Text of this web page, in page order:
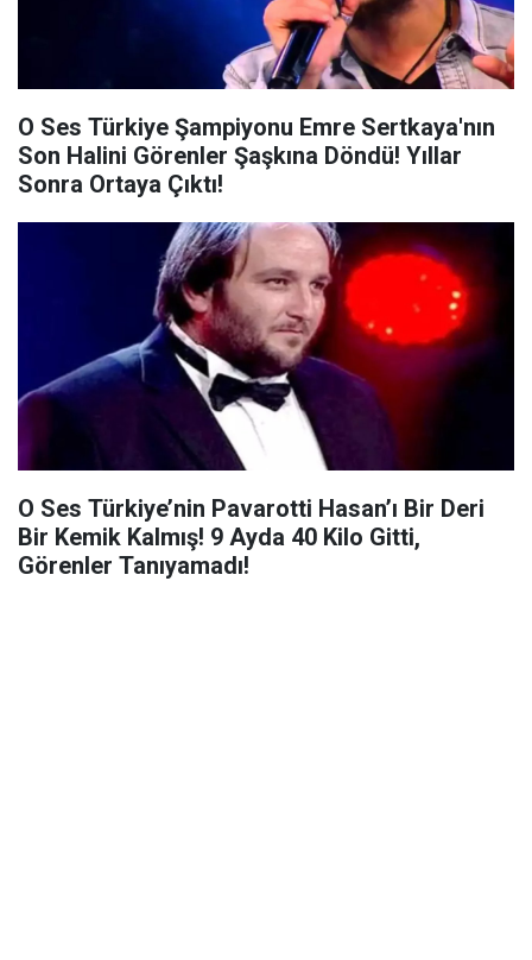
O Ses Türkiye Şampiyonu Emre Sertkaya'nın
Son Halini Görenler Şaşkına Döndü! Yıllar
Sonra Ortaya Çıktı!
O Ses Türkiye’nin Pavarotti Hasan’ı Bir Deri
Bir Kemik Kalmış! 9 Ayda 40 Kilo Gitti,
Görenler Tanıyamadı!